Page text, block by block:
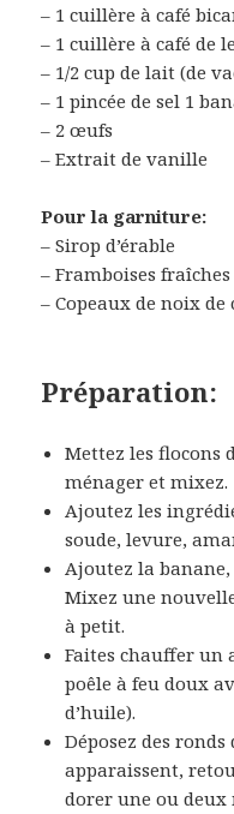
– 1 cuillère à café
– 1 cuillère à café de
– 1/2 cup de lait (de
– 1 pincée de sel 1
– 2 œufs
– Extrait de vanille
Pour la garniture:
– Sirop d’érable
– Framboises
– Copeaux de noix de
Préparation:
Mettez les flocons
ménager et mixez.
Ajoutez les
soude, levure,
Ajoutez la
Mixez une
à petit.
Faites chauffer un
poêle à feu doux
d’huile).
Déposez des
apparaissent,
dorer une ou deux